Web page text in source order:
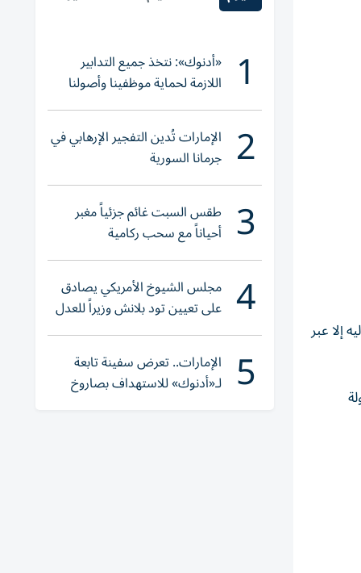
إلا عبر
1 «أدنوك»: نتخذ جميع التدابير
اللازمة لحماية موظفينا وأصولنا
وعملياتنا
2 الإمارات تُدين التفجير الإرهابي في
جرمانا السورية
3 طقس السبت غائم جزئياً مغبر
أحياناً مع سحب ركامية
4 مجلس الشيوخ الأمريكي يصادق
على تعيين تود بلانش وزيراً للعدل
5 الإمارات.. تعرض سفينة تابعة
لـ«أدنوك» للاستهداف بصاروخ